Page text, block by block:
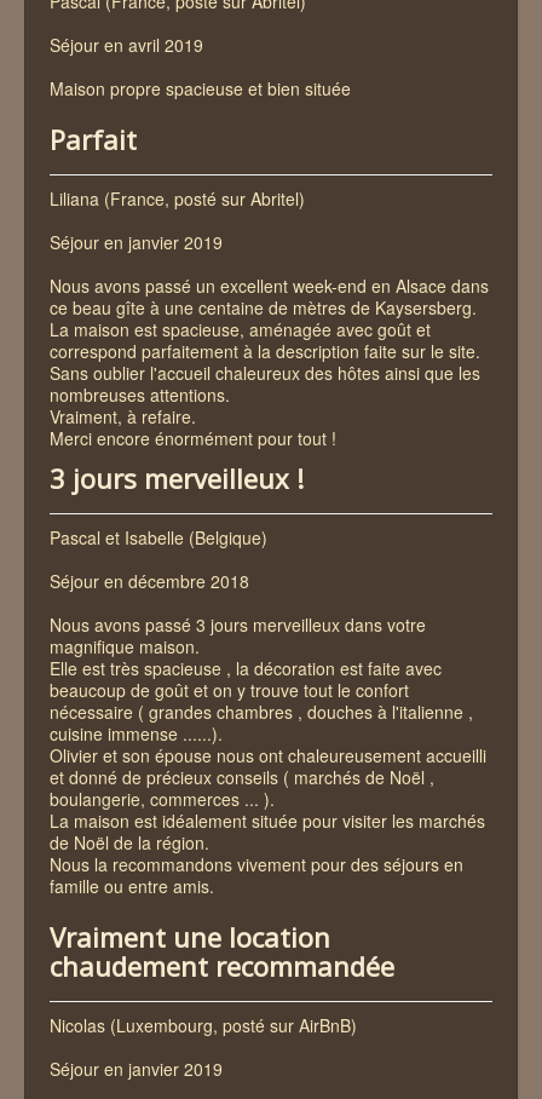
Séjour en avril 2019
Maison propre spacieuse et bien située
Parfait
Liliana (France, posté sur Abritel)
Séjour en janvier 2019
Nous avons passé un excellent week-end en Alsace dans
ce beau gîte à une centaine de mètres de Kaysersberg.
La maison est spacieuse, aménagée avec goût et
correspond parfaitement à la description faite sur le site.
Sans oublier l'accueil chaleureux des hôtes ainsi que les
nombreuses attentions.
Vraiment, à refaire.
Merci encore énormément pour tout !
3 jours merveilleux !
Pascal et Isabelle (Belgique)
Séjour en décembre 2018
Nous avons passé 3 jours merveilleux dans votre
magnifique maison.
Elle est très spacieuse , la décoration est faite avec
beaucoup de goût et on y trouve tout le confort
nécessaire ( grandes chambres , douches à l'italienne ,
cuisine immense ......).
Olivier et son épouse nous ont chaleureusement accueilli
et donné de précieux conseils ( marchés de Noël ,
boulangerie, commerces ... ).
La maison est idéalement située pour visiter les marchés
de Noël de la région.
Nous la recommandons vivement pour des séjours en
famille ou entre amis.
Vraiment une location
chaudement recommandée
Nicolas (Luxembourg, posté sur AirBnB)
Séjour en janvier 2019